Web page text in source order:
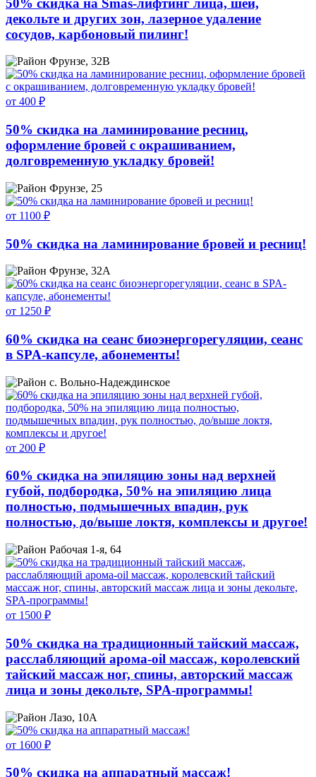
50% скидка на Smas-лифтинг лица, шеи,
декольте и других зон, лазерное удаление
сосудов, карбоновый пилинг!
Фрунзе, 32В
от 400 ₽
50% скидка на ламинирование ресниц,
оформление бровей с окрашиванием,
долговременную укладку бровей!
Фрунзе, 25
от 1100 ₽
50% скидка на ламинирование бровей и ресниц!
Фрунзе, 32А
от 1250 ₽
60% скидка на сеанс биоэнергорегуляции, сеанс
в SPA-капсуле, абонементы!
с. Вольно-Надеждинское
от 200 ₽
60% скидка на эпиляцию зоны над верхней
губой, подбородка, 50% на эпиляцию лица
полностью, подмышечных впадин, рук
полностью, до/выше локтя, комплексы и другое!
Рабочая 1-я, 64
от 1500 ₽
50% скидка на традиционный тайский массаж,
расслабляющий арома-oil массаж, королевский
тайский массаж ног, спины, авторский массаж
лица и зоны декольте, SPA-программы!
Лазо, 10А
от 1600 ₽
50% скидка на аппаратный массаж!